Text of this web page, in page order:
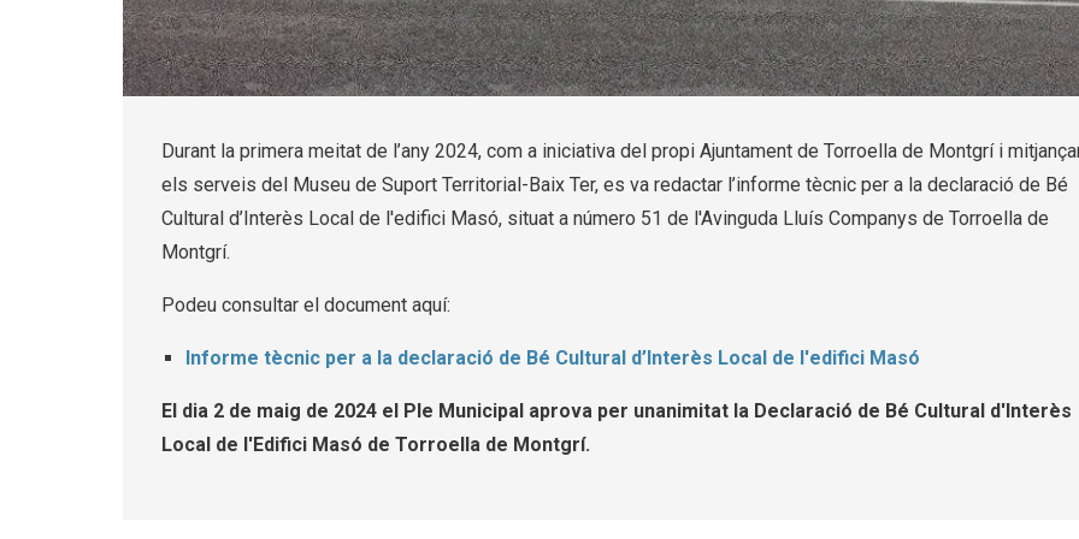
Durant la primera meitat de l’any 2024, com a iniciativa del propi Ajuntament de Torroella de Montgrí i
els serveis del Museu de Suport Territorial-Baix Ter, es va redactar l’informe tècnic per a la declaració de Bé
Cultural d’Interès Local de l'edifici Masó, situat a número 51 de l'Avinguda Lluís Companys de Torroella de
Montgrí.
Podeu consultar el document aquí:
Informe tècnic per a la declaració de Bé Cultural d’Interès Local de l'edifici Masó
El dia 2 de maig de 2024 el Ple Municipal aprova per unanimitat la Declaració de Bé Cultural d'Interès
Local de l'Edifici Masó de Torroella de Montgrí.